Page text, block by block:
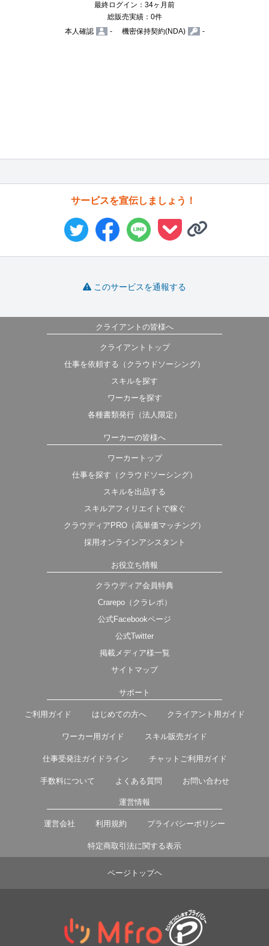
最終ログイン：34ヶ月前
総販売実績：0件
本人確認
- 機密保持契約(NDA) -
サービスを宣伝しましょう！
このサービスを通報する
クライアントの皆様へ
クライアントトップ
仕事を依頼する（クラウドソーシング）
スキルを探す
ワーカーを探す
各種書類発行（法人限定）
ワーカーの皆様へ
ワーカートップ
仕事を探す（クラウドソーシング）
スキルを出品する
スキルアフィリエイトで稼ぐ
クラウディアPRO（高単価マッチング）
採用オンラインアシスタント
お役立ち情報
クラウディア会員特典
Crarepo（クラレポ）
公式Facebookページ
公式Twitter
掲載メディア様一覧
サイトマップ
サポート
ご利用ガイド はじめての方へ クライアント用ガイド
ワーカー用ガイド スキル販売ガイド
仕事受発注ガイドライン チャットご利用ガイド
手数料について よくある質問 お問い合わせ
運営情報
運営会社 利用規約 プライバシーポリシー
特定商取引法に関する表示
ページトップヘ